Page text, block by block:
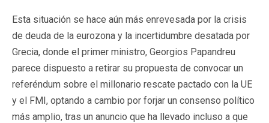
Esta situación se hace aún más enrevesada por la crisis
de deuda de la eurozona y la incertidumbre desatada por
Grecia, donde el primer ministro, Georgios Papandreu
parece dispuesto a retirar su propuesta de convocar un
referéndum sobre el millonario rescate pactado con la UE
y el FMI, optando a cambio por forjar un consenso político
más amplio, tras un anuncio que ha llevado incluso a que